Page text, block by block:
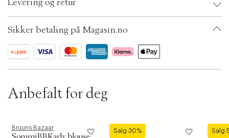
EAN: 5713889533587
Ax numbers: 06792401
ID: BKOQ88-1GOW
Levering og retur
Sikker betaling på Magasin.no
Anbefalt for deg
Bruuns Bazaar Salg 30%
Luhta Salg